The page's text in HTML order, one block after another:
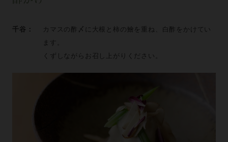
千谷：
カマスの酢〆に大根と柿の鱠を重ね、白酢をかけてい
ます。
くずしながらお召し上がりください。